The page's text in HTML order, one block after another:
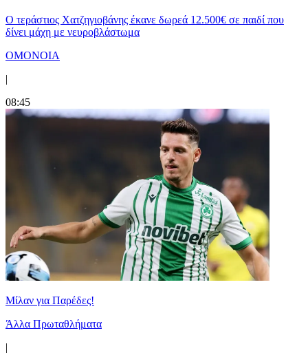
Ο τεράστιος Χατζηγιοβάνης έκανε δωρεά 12.500€ σε παιδί που
δίνει μάχη με νευροβλάστωμα
ΟΜΟΝΟΙΑ
|
08:45
Μίλαν για Παρέδες!
Άλλα Πρωταθλήματα
|